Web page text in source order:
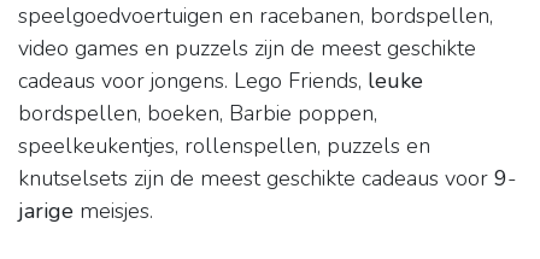
speelgoedvoertuigen en racebanen, bordspellen,
video games en puzzels zijn de meest geschikte
cadeaus voor jongens. Lego Friends, leuke
bordspellen, boeken, Barbie poppen,
speelkeukentjes, rollenspellen, puzzels en
knutselsets zijn de meest geschikte cadeaus voor 9-
jarige meisjes.